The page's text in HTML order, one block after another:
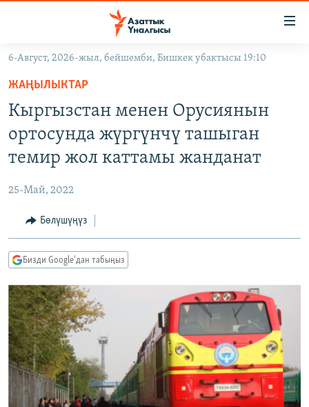
Навигацияга
өтүңүз
Издөөгө
салыңызКЫРГЫЗСТАН
МАДАНИЯТ
ДҮЙНӨ
УКРАИНА
ТВ ПРОГРАММАЛАР
БҮГҮН АЗАТТЫКТА
ДАНИСТЕ
ЭЖЕ-СИҢДИЛЕР
АЗАТТЫК+
ЫҢГАЙСЫЗ СУРООЛОР
ПОДКАСТ
Русский
ОНЛАЙН ШЕРИНЕ
6-Август, 2026-жыл, бейшемби, Бишкек убактысы 19:10
ЖАҢЫЛЫКТАР
Кыргызстан менен Орусиянын
ортосунда жүргүнчү ташыган
темир жол каттамы жанданат
25-Май, 2022
Бөлүшүңүз
Бизди Google'дан табыңыз